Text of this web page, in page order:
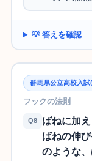
💡 答えを確認
群馬県公立高校入試
フックの法則
Q8
ばねに加
ばねの伸
のような